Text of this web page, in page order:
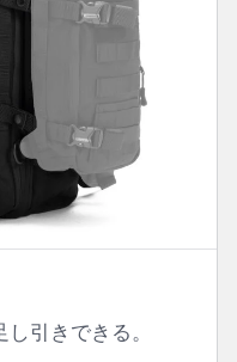
引きできる。